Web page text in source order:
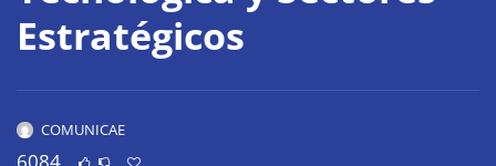
Estratégicos
COMUNICAE